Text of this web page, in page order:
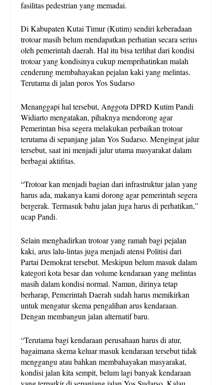
fasilitas pedestrian yang memadai.
Di Kabupaten Kutai Timur (Kutim) sendiri keberadaan
trotoar masih belum mendapatkan perhatian secara serius
oleh pemerintah daerah. Hal itu bisa terlihat dari kondisi
trotoar yang kondisinya cukup memprihatinkan malah
cenderung membahayakan pejalan kaki yang melintas.
Terutama di jalan poros Yos Sudarso
Menanggapi hal tersebut, Anggota DPRD Kutim Pandi
Widiarto mengatakan, pihaknya mendorong agar
Pemerintan bisa segera melakukan perbaikan trotoar
terutama di sepanjang jalan Yos Sudarso. Mengingat jalur
tersebut, saat ini menjadi jalur utama masyarakat dalam
berbagai aktifitas.
“Trotoar kan menjadi bagian dari infrastruktur jalan yang
harus ada, makanya kami dorong agar pemerintah segera
bergerak. Termasuk bahu jalan juga harus di perhatikan,”
ucap Pandi.
Selain menghadirkan trotoar yang ramah bagi pejalan
kaki, arus lalu-lintas juga menjadi atensi Politisi dari
Partai Demokrat tersebut. Meskipun belum masuk dalam
kategori kota besar dan volume kendaraan yang melintas
masih dalam kondisi normal. Namun, dirinya tetap
berharap, Pemerintah Daerah sudah harus memikirkan
untuk mengatur skema pengalihan arus kendaraan.
Dengan membangun jalan alternatif baru.
“Terutama bagi kendaraan perusahaan harus di atur,
bagaimana skema keluar masuk kendaraan tersebut tidak
menggangu atau bahkan membahayakan masyarakat,
kondisi jalan kita sempit, belum lagi banyak kendaraan